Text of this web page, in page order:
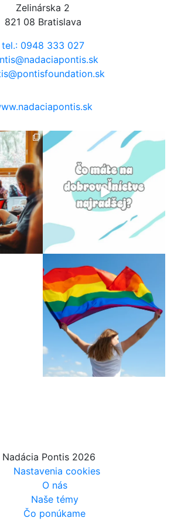
Zelinárska 2
821 08 Bratislava
tel.: 0948 333 027
Pontis 2026
Nastavenia cookies
O nás
Naše témy
Čo ponúkame